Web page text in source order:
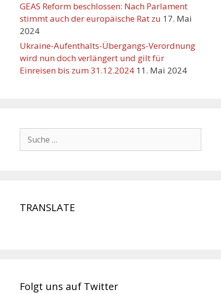
GEAS Reform beschlossen: Nach Parlament
stimmt auch der europäische Rat zu 17. Mai
2024
Ukraine-Aufenthalts-Übergangs-Verordnung
wird nun doch verlängert und gilt für
Einreisen bis zum 31.12.2024 11. Mai 2024
TRANSLATE
Folgt uns auf Twitter